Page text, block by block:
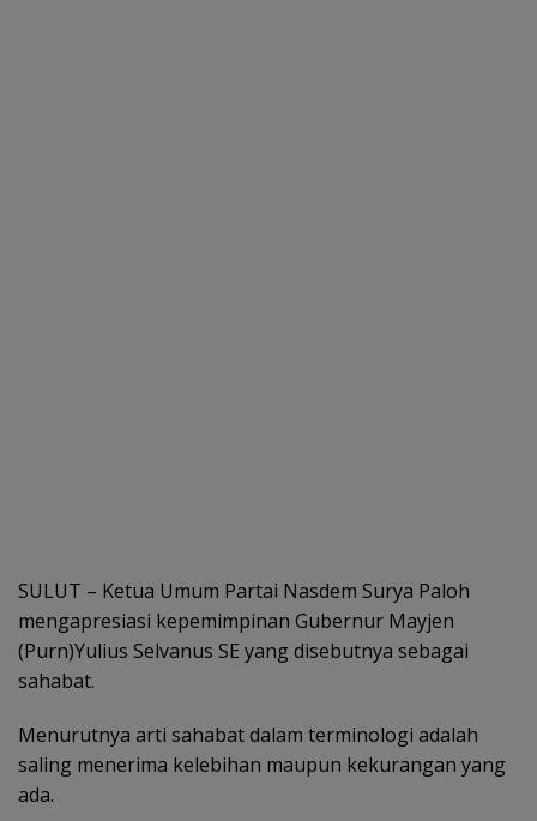
SULUT – Ketua Umum Partai Nasdem Surya Paloh
mengapresiasi kepemimpinan Gubernur Mayjen
(Purn)Yulius Selvanus SE yang disebutnya sebagai
sahabat.
Menurutnya arti sahabat dalam terminologi adalah
saling menerima kelebihan maupun kekurangan yang
ada.